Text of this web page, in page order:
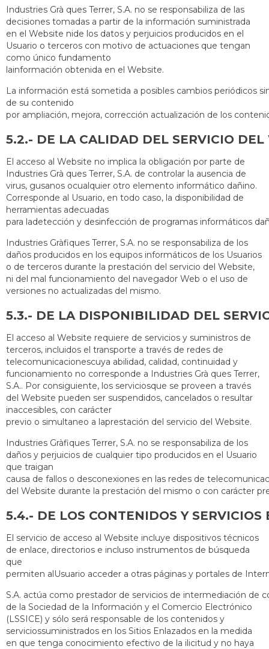
Industries Grà ques Terrer, S.A. no se responsabiliza de las
decisiones tomadas a partir de la información suministrada
en el Website nide los datos y perjuicios producidos en el
Usuario o terceros con motivo de actuaciones que tengan
como único fundamento
lainformación obtenida en el Website.
La información está sometida a posibles cambios periódicos
de su contenido
por ampliación, mejora, corrección actualización de los
5.2.- DE LA CALIDAD DEL SERVICIO DEL
El acceso al Website no implica la obligación por parte de
Industries Grà ques Terrer, S.A. de controlar la ausencia de
virus, gusanos ocualquier otro elemento informático dañino.
Corresponde al Usuario, en todo caso, la disponibilidad de
herramientas adecuadas
para ladetección y desinfección de programas informáticos
Industries Gràfiques Terrer, S.A. no se responsabiliza de los
daños producidos en los equipos informáticos de los Usuarios
o de terceros durante la prestación del servicio del Website,
ni del mal funcionamiento del navegador Web o el uso de
versiones no actualizadas del mismo.
5.3.- DE LA DISPONIBILIDAD DEL
El acceso al Website requiere de servicios y suministros de
terceros, incluidos el transporte a través de redes de
telecomunicacionescuya abilidad, calidad, continuidad y
funcionamiento no corresponde a Industries Grà ques Terrer,
S.A.. Por consiguiente, los serviciosque se proveen a través
del Website pueden ser suspendidos, cancelados o resultar
inaccesibles, con carácter
previo o simultaneo a laprestación del servicio del Website.
Industries Gràfiques Terrer, S.A. no se responsabiliza de los
daños y perjuicios de cualquier tipo producidos en el Usuario
que traigan
causa de fallos o desconexiones en las redes de
del Website durante la prestación del mismo o con carácter
5.4.- DE LOS CONTENIDOS Y
El servicio de acceso al Website incluye dispositivos técnicos
de enlace, directorios e incluso instrumentos de búsqueda
que
permiten alUsuario acceder a otras páginas y portales de
S.A. actúa como prestador de servicios de intermediación de
de la Sociedad de la Información y el Comercio Electrónico
(LSSICE) y sólo será responsable de los contenidos y
serviciossuministrados en los Sitios Enlazados en la medida
en que tenga conocimiento efectivo de la ilicitud y no haya